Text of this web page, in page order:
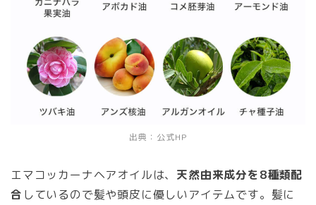
出典：公式HP
エマコッカーナヘアオイルは、 天然由来成分を8種類配
合 しているので髪や頭皮に優しいアイテムです。髪に